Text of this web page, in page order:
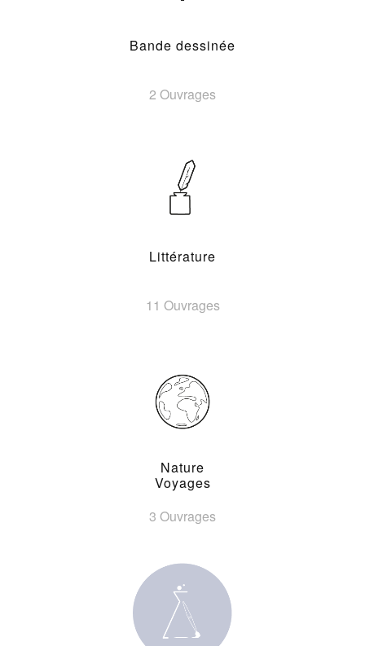
Bande dessinée
2 Ouvrages
Littérature
11 Ouvrages
Nature
Voyages
3 Ouvrages